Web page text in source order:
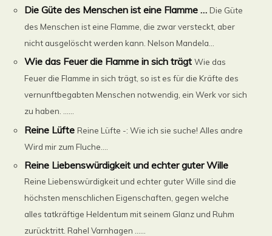
Die Güte des Menschen ist eine Flamme … Die Güte
des Menschen ist eine Flamme, die zwar versteckt, aber
nicht ausgelöscht werden kann. Nelson Mandela...
Wie das Feuer die Flamme in sich trägt Wie das
Feuer die Flamme in sich trägt, so ist es für die Kräfte des
vernunftbegabten Menschen notwendig, ein Werk vor sich
zu haben. ......
Reine Lüfte Reine Lüfte -: Wie ich sie suche! Alles andre
Wird mir zum Fluche....
Reine Liebenswürdigkeit und echter guter Wille
Reine Liebenswürdigkeit und echter guter Wille sind die
höchsten menschlichen Eigenschaften, gegen welche
alles tatkräftige Heldentum mit seinem Glanz und Ruhm
zurücktritt. Rahel Varnhagen ......